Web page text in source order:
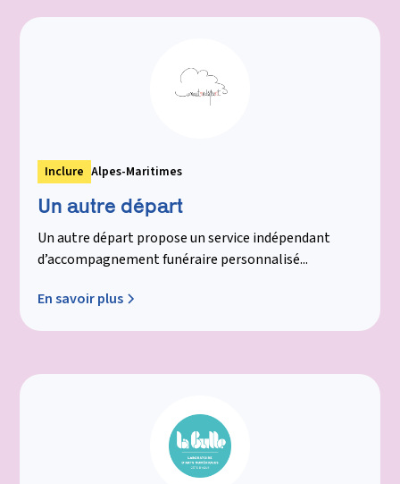
Inclure Alpes-Maritimes
Un autre départ
Un autre départ propose un service indépendant
d’accompagnement funéraire personnalisé...
En savoir plus